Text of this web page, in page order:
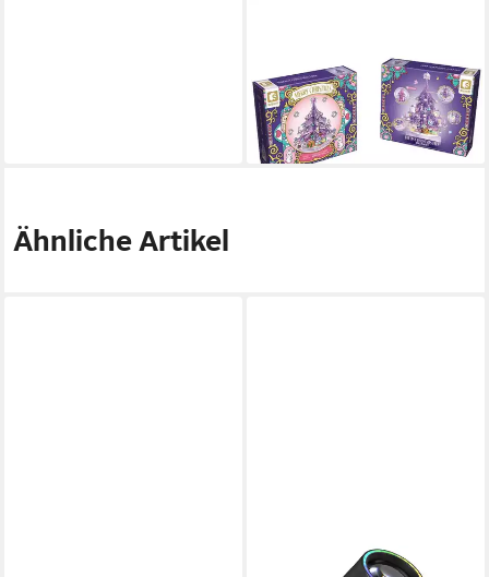
Weihnachtsbaum mit Spieluhr
(Sembo) Spielbausteine
32,95 €
lieferbar - in 4-5 Werktagen bei dir
Ähnliche Artikel